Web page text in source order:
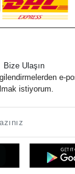
Bize Ulaşın
e-
istiyorum.